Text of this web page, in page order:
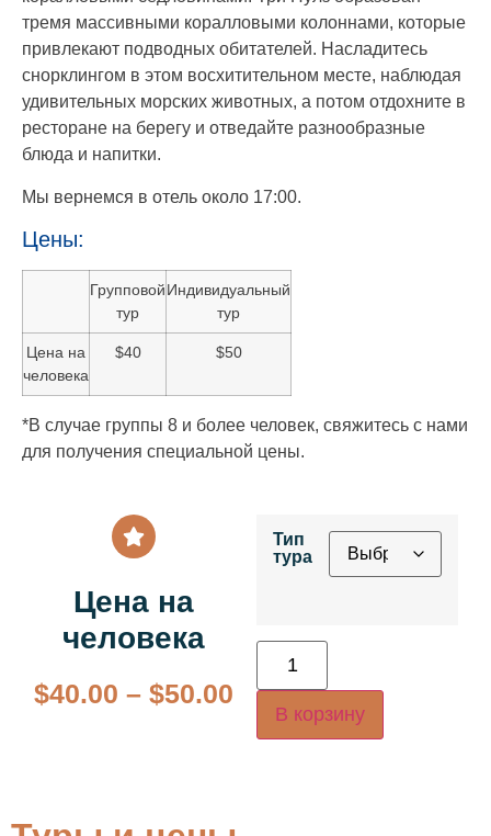
тремя массивными коралловыми колоннами, которые
привлекают подводных обитателей. Насладитесь
снорклингом в этом восхитительном месте, наблюдая
удивительных морских животных, а потом отдохните в
ресторане на берегу и отведайте разнообразные
блюда и напитки.
Мы вернемся в отель около 17:00.
Цены:
Групповой
тур
Индивидуальный
тур
Цена на
человека
$40 $50
*В случае группы 8 и более человек, свяжитесь с нами
для получения специальной цены.
Цена на
человека
$40.00 – $50.00
Тип
тура
В корзину